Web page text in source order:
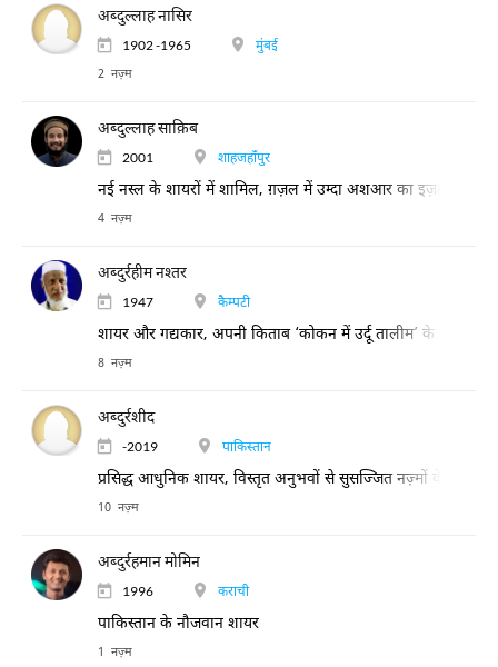
अब्दुल्लाह नासिर
1902 -1965 मुंबई
2 नज़्म
अब्दुल्लाह साक़िब
2001 शाहजहाँपुर
नई नस्ल के शायरों में शामिल, ग़ज़ल में उम्दा अशआर का इज़हार
4 नज़्म
अब्दुर्रहीम नश्तर
1947 कैम्पटी
शायर और गद्यकार, अपनी किताब ‘कोकन में उर्दू तालीम’ के लिए भी
8 नज़्म
अब्दुर्रशीद
-2019 पाकिस्तान
प्रसिद्ध आधुनिक शायर, विस्तृत अनुभवों से सुसज्जित नज़्मों के लिए
10 नज़्म
अब्दुर्रहमान मोमिन
1996 कराची
पाकिस्तान के नौजवान शायर
1 नज़्म